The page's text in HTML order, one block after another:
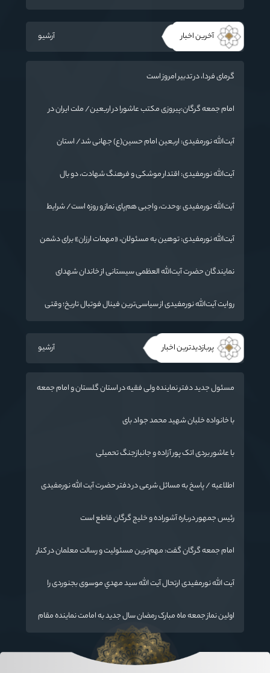
آخرین اخبار آرشیو
گرمای فردا، در تدبیر امروز است
امام جمعه گرگان:پیروزی مکتب عاشورا در اربعین/ ملت ایران در
آیت‌الله نورمفیدی: اربعین امام حسین(ع) جهانی شد/ استان
دارد
آیت‌الله نورمفیدی: اقتدار موشکی و فرهنگ شهادت، دو بال
آیت‌الله نورمفیدی :وحدت، واجبی هم‌پای نماز و روزه است/ شرایط
آیت‌الله نورمفیدی: توهین به مسئولان، «مهمات ارزان» برای دشمن
نمایندگان حضرت آیت‌الله العظمی سیستانی از خاندان شهدای
روایت آیت‌الله نورمفیدی از سیاسی‌ترین فینال فوتبال تاریخ؛ وقتی
پربازدیدترین اخبار آرشیو
مسئول جدید دفتر نماینده ولی فقیه در استان گلستان و امام جمعه
با خانواده خلبان شهید محمد جواد بای
با عاشور بردی اتک پور آزاده و جانبازجنگ تحمیلی
اطلاعیه / پاسخ به مسائل شرعی در دفتر حضرت آیت الله نورمفیدی
رئیس جمهور درباره آشوراده و خلیج گرگان قاطع است
امام جمعه گرگان گفت: مهم‌ترین مسئولیت و رسالت معلمان در کنار
مفید برای آینده ایران اسلامی است.
آیت الله نورمفیدی ارتحال آیت الله سيد مهدي موسوی بجنوردی را
اولین نماز جمعه ماه مبارک رمضان سال جدید به امامت نماینده مقام
معظم رهبری دراستان گلستان اقامه می گردد.